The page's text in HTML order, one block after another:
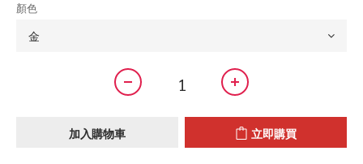
顏色
加入購物車 立即購買